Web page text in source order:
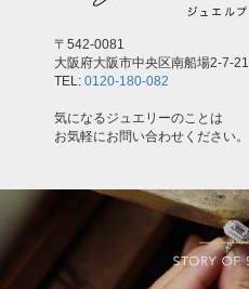
〒542-0081
大阪府大阪市中央区南船場2-7-21
TEL: 0120-180-082
気になるジュエリーのことは
お気軽にお問い合わせください。